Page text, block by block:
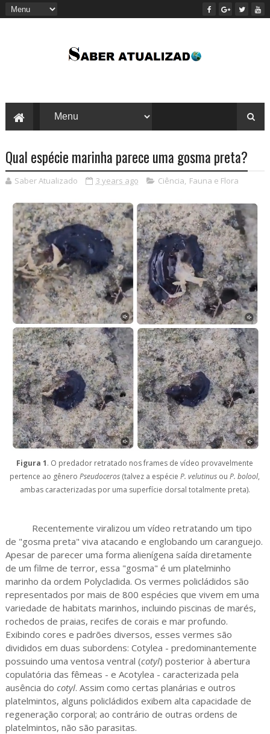
Qual espécie marinha parece uma gosma preta?
Saber Atualizado 3 years ago Ciência, Fauna e Flora
Figura 1. O predador retratado nos frames de vídeo provavelmente
pertence ao gêneroPseudoceros (talvez a espécieP. velutinus ouP. bolool,
ambas caracterizadas por uma superfície dorsal totalmente preta).
Recentemente viralizou um vídeo retratando um tipo
de "gosma preta" viva atacando e englobando um caranguejo.
Apesar de parecer uma forma alienígena saída diretamente
de um filme de terror, essa "gosma" é um platelminho
marinho da ordem Polycladida. Os vermes policládidos são
representados por mais de 800 espécies que vivem em uma
variedade de habitats marinhos, incluindo piscinas de marés,
rochedos de praias, recifes de corais e mar profundo.
Exibindo cores e padrões diversos, esses vermes são
divididos em duas subordens: Cotylea - predominantemente
possuindo uma ventosa ventral (cotyl) posterior à abertura
copulatória das fêmeas - e Acotylea - caracterizada pela
ausência do cotyl. Assim como certas planárias e outros
platelmintos, alguns policládidos exibem alta capacidade de
regeneração corporal; ao contrário de outras ordens de
platelmintos, não são parasitas.